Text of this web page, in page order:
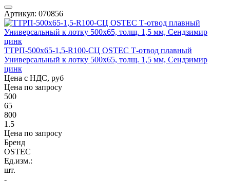
Артикул: 070856
ТТРП-500х65-1,5-R100-СЦ OSTEC Т-отвод плавный
Универсальный к лотку 500х65, толщ. 1,5 мм, Сендзимир
цинк
Цена с НДС, руб
Цена по запросу
500
65
800
1.5
Цена по запросу
Бренд
OSTEC
Ед.изм.:
шт.
-